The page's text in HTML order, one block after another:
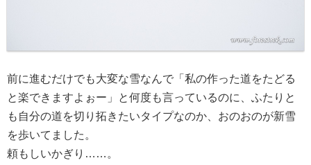
前に進むだけでも大変な雪なんで「私の作った道をたどる
と楽できますよぉー」と何度も言っているのに、ふたりと
も自分の道を切り拓きたいタイプなのか、おのおのが新雪
を歩いてました。
頼もしいかぎり……。